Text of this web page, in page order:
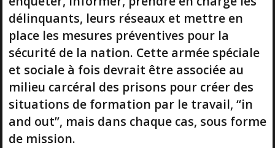
délinquants, leurs réseaux et mettre en
place les mesures préventives pour la
sécurité de la nation. Cette armée spéciale
et sociale à fois devrait être associée au
milieu carcéral des prisons pour créer des
situations de formation par le travail, “in
and out”, mais dans chaque cas, sous forme
de mission.